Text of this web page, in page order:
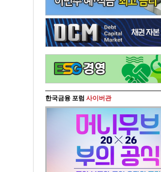
한국금융 포럼 사이버관